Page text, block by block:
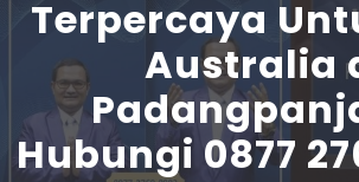
Terpercaya
Australia
Hubungi 0877